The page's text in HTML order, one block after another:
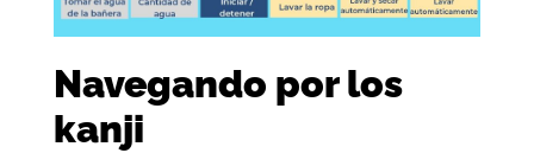
Navegando por los
kanji